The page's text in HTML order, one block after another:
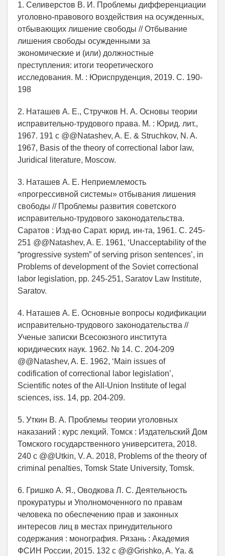
1. Селиверстов В. И. Проблемы дифференциации
уголовно-правового воздействия на осужденных,
отбывающих лишение свободы // Отбывание
лишения свободы осужденными за
экономические и (или) должностные
преступления: итоги теоретического
исследования. М. : Юриспруденция, 2019. C. 190-
198
2. Наташев А. Е., Стручков Н. А. Основы теории
исправительно-трудового права. М. : Юрид. лит.,
1967. 191 с @@Natashev, A. E. & Struchkov, N. A.
1967, Basis of the theory of correctional labor law,
Juridical literature, Moscow.
3. Наташев А. Е. Неприемлемость
«прогрессивной системы» отбывания лишения
свободы // Проблемы развития советского
исправительно-трудового законодательства.
Саратов : Изд-во Сарат. юрид. ин-та, 1961. С. 245-
251 @@Natashev, A. E. 1961, ‘Unacceptability of the
“progressive system” of serving prison sentences’, in
Problems of development of the Soviet correctional
labor legislation, pp. 245-251, Saratov Law Institute,
Saratov.
4. Наташев А. Е. Основные вопросы кодификации
исправительно-трудового законодательства //
Ученые записки Всесоюзного института
юридических наук. 1962. № 14. С. 204-209
@@Natashev, A. E. 1962, ‘Main issues of
codification of correctional labor legislation’,
Scientific notes of the All-Union Institute of legal
sciences, iss. 14, pp. 204-209.
5. Уткин В. А. Проблемы теории уголовных
наказаний : курс лекций. Томск : Издательский Дом
Томского государственного университета, 2018.
240 с @@Utkin, V. A. 2018, Problems of the theory of
criminal penalties, Tomsk State University, Tomsk.
6. Гришко А. Я., Оводкова Л. С. Деятельность
прокуратуры и Уполномоченного по правам
человека по обеспечению прав и законных
интересов лиц в местах принудительного
содержания : монография. Рязань : Академия
ФСИН России, 2015. 132 с @@Grishko, A. Ya. &